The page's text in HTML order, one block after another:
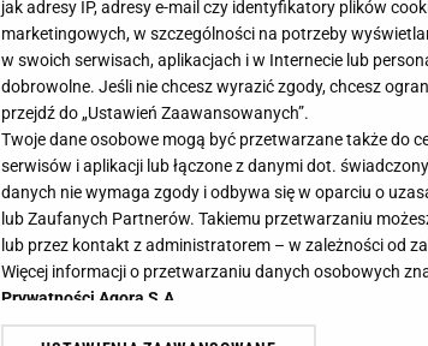
jak adresy IP, adresy e-mail czy identyfikatory plików
marketingowych, w szczególności na potrzeby
w swoich serwisach, aplikacjach i w Internecie lub
dobrowolne. Jeśli nie chcesz wyrazić zgody, chcesz
przejdź do „Ustawień Zaawansowanych”.
Twoje dane osobowe mogą być przetwarzane także do
serwisów i aplikacji lub łączone z danymi dot.
danych nie wymaga zgody i odbywa się w oparciu o
lub Zaufanych Partnerów. Takiemu przetwarzaniu
lub przez kontakt z administratorem – w zależności od
Więcej informacji o przetwarzaniu danych osobowych
Prywatności Agora S.A.